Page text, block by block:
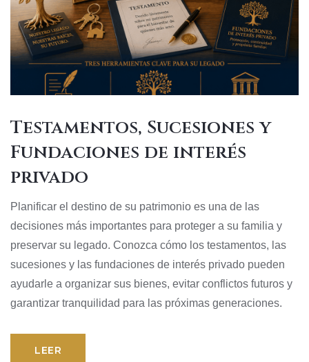
Testamentos, Sucesiones y
Fundaciones de interés
privado
Planificar el destino de su patrimonio es una de las
decisiones más importantes para proteger a su familia y
preservar su legado. Conozca cómo los testamentos, las
sucesiones y las fundaciones de interés privado pueden
ayudarle a organizar sus bienes, evitar conflictos futuros y
garantizar tranquilidad para las próximas generaciones.
LEER